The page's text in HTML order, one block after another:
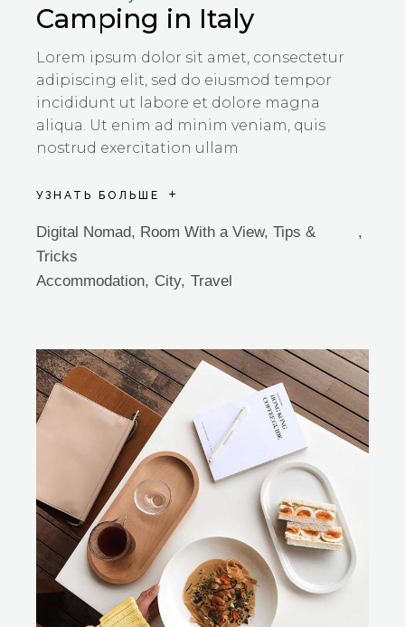
Camping in Italy
Lorem ipsum dolor sit amet, consectetur
adipiscing elit, sed do eiusmod tempor
incididunt ut labore et dolore magna
aliqua. Ut enim ad minim veniam, quis
nostrud exercitation ullam
УЗНАТЬ БОЛЬШЕ
Digital Nomad, Room With a View,Tips &
Tricks
Accommodation
City Travel